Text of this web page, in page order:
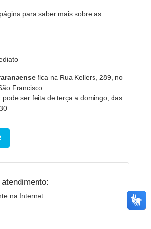
para saber mais sobre as
fica na Rua Kellers, 289, no
Francisco
pode ser feita de terça a domingo, das
na Internet